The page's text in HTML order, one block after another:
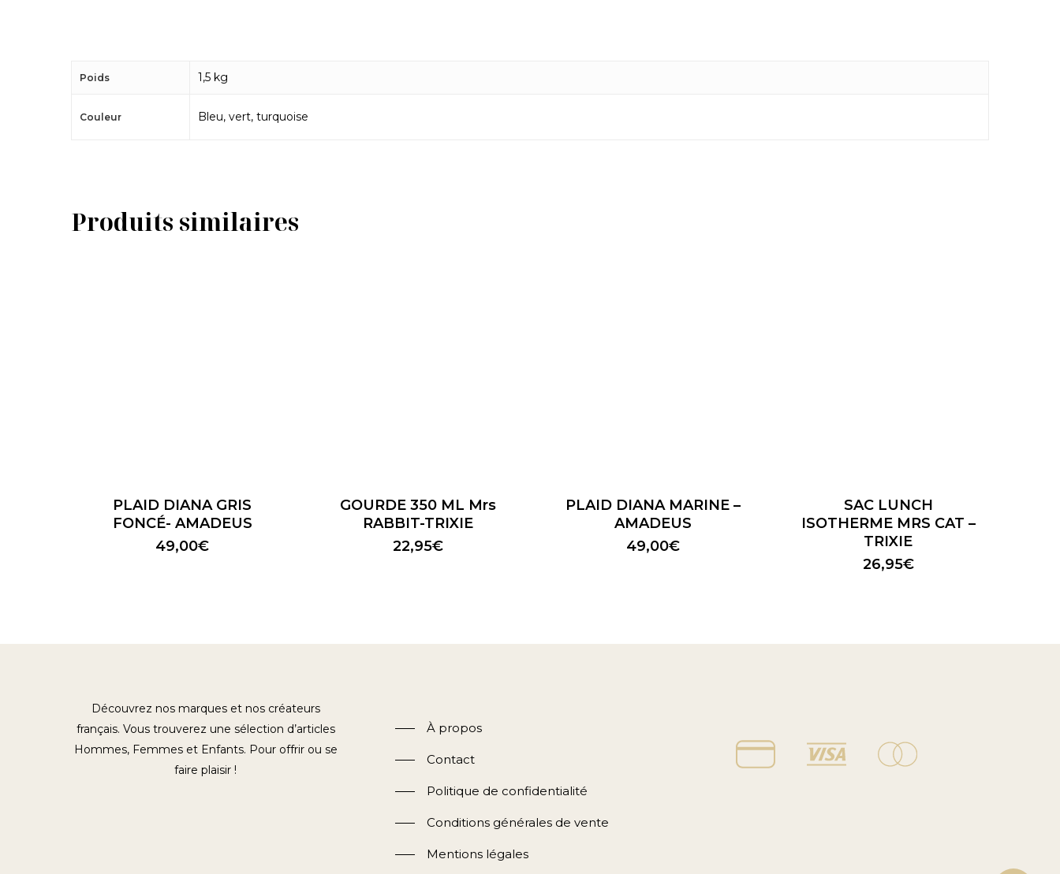
Poids 1,5 kg
Couleur Bleu, vert, turquoise
Produits similaires
PLAID DIANA GRIS
FONCÉ- AMADEUS
49,00€
GOURDE 350 ML Mrs
RABBIT-TRIXIE
22,95€
PLAID DIANA MARINE –
AMADEUS
49,00€
SAC LUNCH
ISOTHERME MRS CAT –
TRIXIE
26,95€
Découvrez nos marques et nos créateurs
français. Vous trouverez une sélection d’articles
Hommes, Femmes et Enfants. Pour offrir ou se
faire plaisir !
À propos
Contact
Politique de confidentialité
Conditions générales de vente
Mentions légales